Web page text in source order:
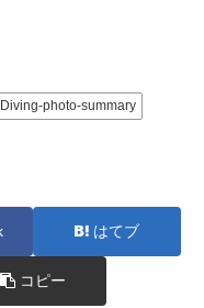
Diving-photo-summary
はてブ
コピー